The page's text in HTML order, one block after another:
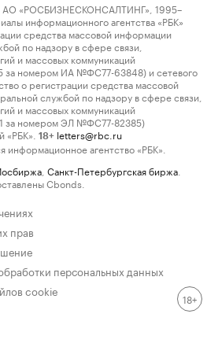
«РОСБИЗНЕСКОНСАЛТИНГ», 1995–
информационного агентства «РБК»
средства массовой информации
по надзору в сфере связи,
и массовых коммуникаций
за номером ИА №ФС77-63848) и сетевого
о регистрации средства массовой
службой по надзору в сфере связи,
и массовых коммуникаций
за номером ЭЛ №ФС77-82385)
«РБК».
18+ letters@rbc.ru
информационное агентство «РБК».
Санкт-Петербургская биржа
Cbonds.
прав
персональных данных
cookie
18+